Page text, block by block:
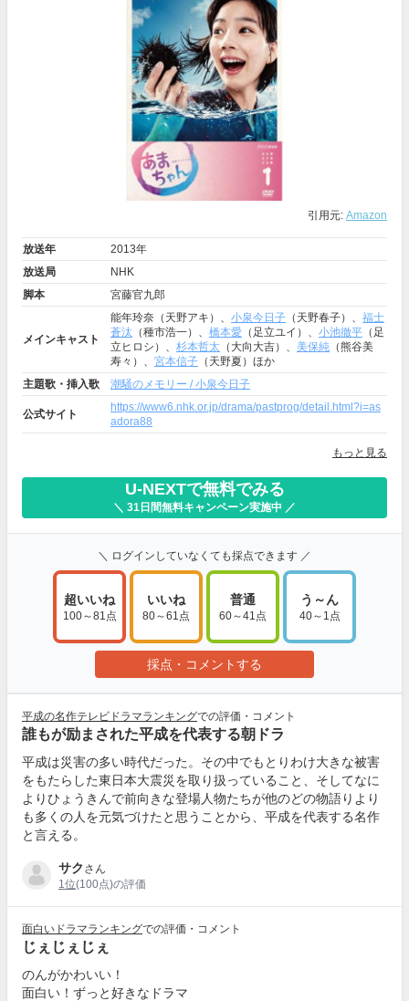
引用元: Amazon
放送年
2013年
放送局
NHK
脚本
宮藤官九郎
メインキャスト
能年玲奈（天野アキ）、 小泉今日子 （天野春子）、 福士
蒼汰 （種市浩一）、 橋本愛 （足立ユイ）、 小池徹平 （足
立ヒロシ）、 杉本哲太 （大向大吉）、 美保純 （熊谷美
寿々）、 宮本信子 （天野夏）ほか
主題歌・挿入歌
潮騒のメモリー / 小泉今日子
公式サイト
https://www6.nhk.or.jp/drama/pastprog/detail.html?i=as
adora88
もっと見る
U-NEXTで無料でみる
＼ 31日間無料キャンペーン実施中 ／
＼ ログインしていなくても採点できます ／
超いいね
100～81点
いいね
80～61点
普通
60～41点
う～ん
40～1点
採点・コメントする
平成の名作テレビドラマランキングでの評価・コメント
誰もが励まされた平成を代表する朝ドラ
平成は災害の多い時代だった。その中でもとりわけ大きな被害
をもたらした東日本大震災を取り扱っていること、そしてなに
よりひょうきんで前向きな登場人物たちが他のどの物語りより
も多くの人を元気づけたと思うことから、平成を代表する名作
と言える。
サク さん
1位(100点)の評価
面白いドラマランキングでの評価・コメント
じぇじぇじぇ
のんがかわいい！
面白い！ずっと好きなドラマ